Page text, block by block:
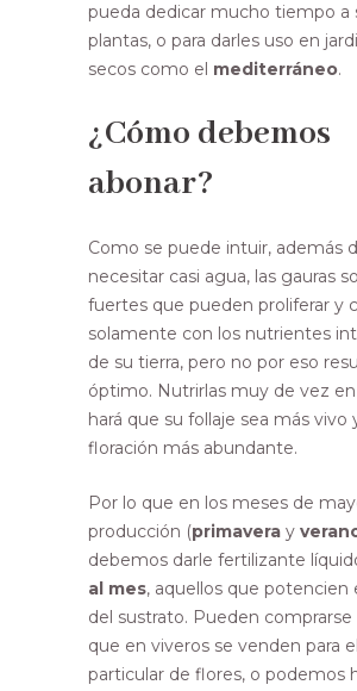
pueda dedicar mucho tiempo a
plantas, o para darles uso en
secos como el mediterráneo.
¿Cómo debemos
abonar?
Como se puede intuir, además
necesitar casi agua, las gauras
fuertes que pueden proliferar y
solamente con los nutrientes
de su tierra, pero no por eso
óptimo. Nutrirlas muy de vez
hará que su follaje sea más vivo
floración más abundante.
Por lo que en los meses de
producción (primavera y
debemos darle fertilizante
al mes, aquellos que potencien
del sustrato. Pueden comprarse
que en viveros se venden para
particular de flores, o podemos